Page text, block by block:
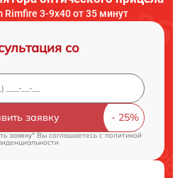
Rimfire 3-9x40 от 35 минут
со
заявку
заявку" Вы соглашаетесь cполитикой